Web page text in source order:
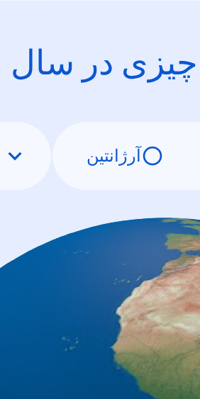
چیزی در سال
آرژانتین